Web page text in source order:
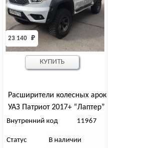
Расширители колесных арок
УАЗ Патриот 2017+ “Лаптер”
с одним баком ТКУ3170R
23 140 ₽
Внутренний код 11967
Статус В наличии
КУПИТЬ